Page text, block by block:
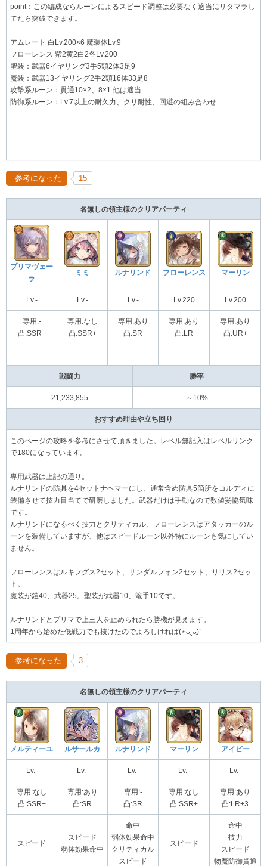
point：この編成ならルーンによるスピード調整は必要なく適当にリタマラし
てたら突破できます。
アムレート 白Lv.200×6 魔装体Lv.9
フローレンス 紫2黄2白2各Lv.200
聖装：武器6イヤリング3手5頭2体3足9
魔装：武器13イヤリング2手2頭16体33足8
攻撃系ルーン：貫通10×2、8×1 他は適当
防御系ルーン：Lv.7以上の耐久力、クリ耐性、回避の組み合わせ
参考になった 15
名無しの領主様のクリアパーティ
プリマヴェー
ラ
ミミ ルナリンド フローレンス マーリン
Lv.- Lv.- Lv.- Lv.220 Lv.200
専用:-
凸:SSR+
専用:なし
凸:SSR+
専用:あり
凸:SR
専用:あり
凸:LR
専用:あり
凸:UR+
- - - - -
戦闘力 勝率
21,233,855 ～10%
おすすめ理由や立ち回り
このページの攻略を参考にさせて頂きました。レベル無記入はレベルリンク
で180になっています。
専用武器は上記の通り。
ルナリンドの防具を4セットナヘマーにし、通常含め防具5箇所をコルディに
装備させて技力目当てで研磨しました。武器だけは手動なので数値妥協気味
です。
ルナリンドになるべく技力とクリティカル、フローレンスはアタッカーのル
ーンを装備していますが、他はスピードルーン以外特にルーンも気にしてい
ません。
フローレンスはルキフグス2セット、サンダルフォン2セット、リリス2セッ
ト。
魔装が鎧40、武器25。聖装が武器10、篭手10です。
ルナリンドとプリマで上三人を止められたら勝機が見えます。
1周年から始めた低戦力でも抜けたのでよろしければ(⋆ᴗ͈ˬᴗ͈)”
参考になった 3
名無しの領主様のクリアパーティ
メルティーユ ルサールカ ルナリンド マーリン アイビー
Lv.- Lv.- Lv.- Lv.- Lv.-
専用:なし
凸:SSR+
専用:あり
凸:SR
専用:-
凸:SR
専用:なし
凸:SSR+
専用:あり
凸:LR+3
スピード
スピード
弱体効果命中
命中
弱体効果命中
クリティカル
スピード
スピード
命中
技力
スピード
物魔防御貫通